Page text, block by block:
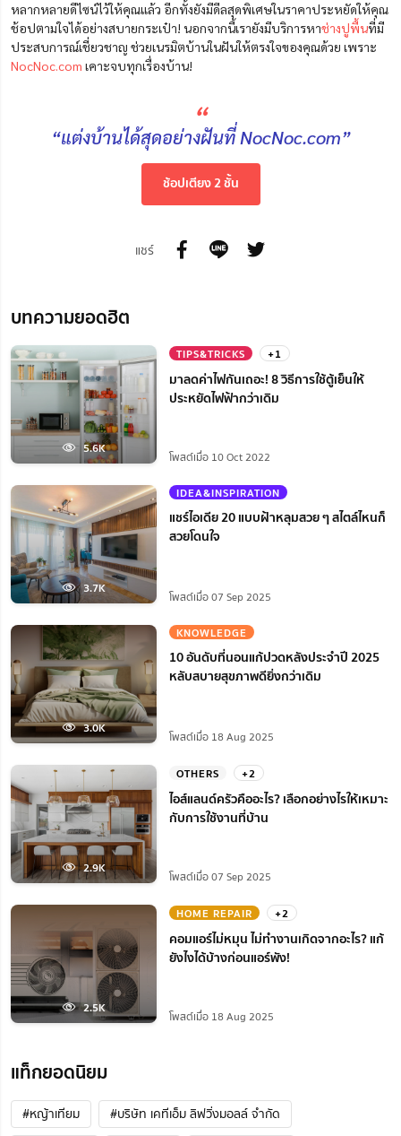
หลากหลายดีไซน์ไว้ให้คุณแล้ว อีกทั้งยังมีดีลสุดพิเศษในราคาประหยัดให้คุณ
ช้อปตามใจได้อย่างสบายกระเป๋า! นอกจากนี้เรายังมีบริการหาช่างปูพื้นที่มี
ประสบการณ์เชี่ยวชาญ ช่วยเนรมิตบ้านในฝันให้ตรงใจของคุณด้วย เพราะ
NocNoc.com เคาะจบทุกเรื่องบ้าน!
“
“แต่งบ้านได้สุดอย่างฝันที่ NocNoc.com”
ช้อปเตียง 2 ชั้น
แชร์
บทความยอดฮิต
5.6K
TIPS&TRICKS +1
มาลดค่าไฟกันเถอะ! 8 วิธีการใช้ตู้เย็นให้
ประหยัดไฟฟ้ากว่าเดิม
โพสต์เมื่อ 10 Oct 2022
3.7K
IDEA&INSPIRATION
แชร์ไอเดีย 20 แบบฝ้าหลุมสวย ๆ สไตล์ไหนก็
สวยโดนใจ
โพสต์เมื่อ 07 Sep 2025
3.0K
KNOWLEDGE
10 อันดับที่นอนแก้ปวดหลังประจำปี 2025
หลับสบายสุขภาพดียิ่งกว่าเดิม
โพสต์เมื่อ 18 Aug 2025
2.9K
OTHERS +2
ไอส์แลนด์ครัวคืออะไร? เลือกอย่างไรให้เหมาะ
กับการใช้งานที่บ้าน
โพสต์เมื่อ 07 Sep 2025
2.5K
HOME REPAIR +2
คอมแอร์ไม่หมุน ไม่ทํางานเกิดจากอะไร? แก้
ยังไงได้บ้างก่อนแอร์พัง!
โพสต์เมื่อ 18 Aug 2025
แท็กยอดนิยม
#หญ้าเทียม
#บริษัท เคทีเอ็ม ลิฟวิ่งมอลล์ จำกัด